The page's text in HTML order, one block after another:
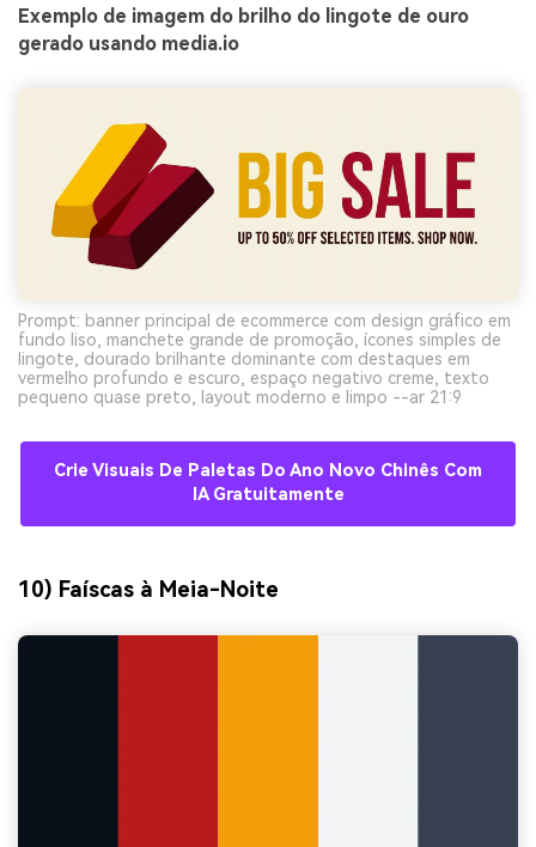
Exemplo de imagem do brilho do lingote de ouro
gerado usando media.io
Prompt: banner principal de ecommerce com design gráfico em
fundo liso, manchete grande de promoção, ícones simples de
lingote, dourado brilhante dominante com destaques em
vermelho profundo e escuro, espaço negativo creme, texto
pequeno quase preto, layout moderno e limpo --ar 21:9
Crie Visuais De Paletas Do Ano Novo Chinês Com
IA Gratuitamente
10) Faíscas à Meia-Noite